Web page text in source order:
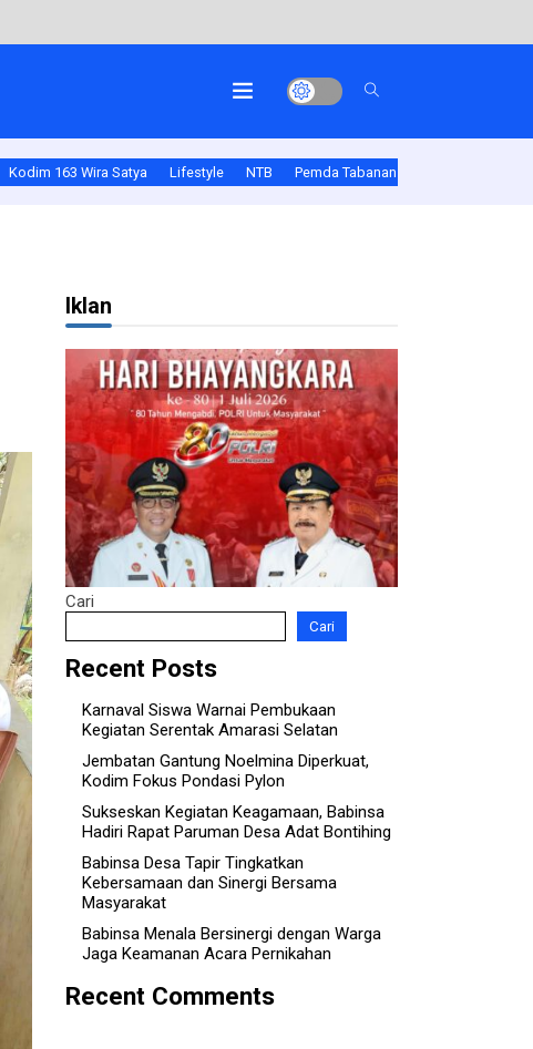
Kodim 163 Wira Satya Lifestyle NTB Pemda Tabanan
Iklan
Cari
Cari
Recent Posts
Karnaval Siswa Warnai Pembukaan
Kegiatan Serentak Amarasi Selatan
Jembatan Gantung Noelmina Diperkuat,
Kodim Fokus Pondasi Pylon
Sukseskan Kegiatan Keagamaan, Babinsa
Hadiri Rapat Paruman Desa Adat Bontihing
Babinsa Desa Tapir Tingkatkan
Kebersamaan dan Sinergi Bersama
Masyarakat
Babinsa Menala Bersinergi dengan Warga
Jaga Keamanan Acara Pernikahan
Recent Comments